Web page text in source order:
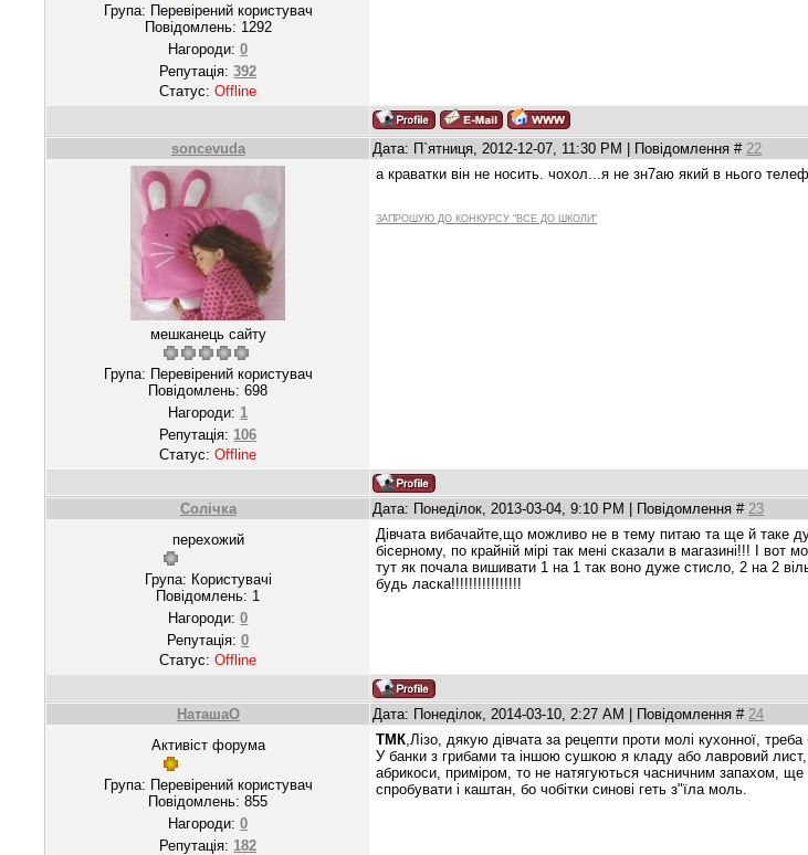
Група: Перевірений користувач
Повідомлень: 1292
Нагороди:0
Репутація:392
Статус:Offline
soncevuda Дата: П`ятниця, 2012-12-07, 11:30 PM | Повідомлення # 22
мешканець сайту
Група: Перевірений користувач
Повідомлень:698
Нагороди: 1
Репутація: 106
Статус:Offline
а краватки він не носить. чохол...я не зн7аю який в нього
ЗАПРОШУЮ ДО КОНКУРСУ "ВСЕ ДО ШКОЛИ"
Солічка Дата: Понеділок, 2013-03-04, 9:10 PM | Повідомлення # 23
перехожий
Група: Користувачі
Повідомлень: 1
Нагороди:0
Репутація:0
Статус:Offline
Дівчата вибачайте,що можливо не в тему питаю та ще й таке
бісерному, по крайній мірі так мені сказали в магазині!!! І
тут як почала вишивати 1 на 1 так воно дуже стисло, 2 на 2
будь ласка!!!!!!!!!!!!!!!!
НаташаО Дата: Понеділок, 2014-03-10, 2:27 AM | Повідомлення # 24
Активіст форума
Група: Перевірений користувач
Повідомлень:855
Нагороди:0
Репутація: 182
ТМК ,Лізо, дякую дівчата за рецепти проти молі кухонної,
У банки з грибами та іншою сушкою я кладу або лавровий
абрикоси, приміром, то не натягуються часничним запахом,
спробувати і каштан, бо чобітки синові геть з"їла моль.